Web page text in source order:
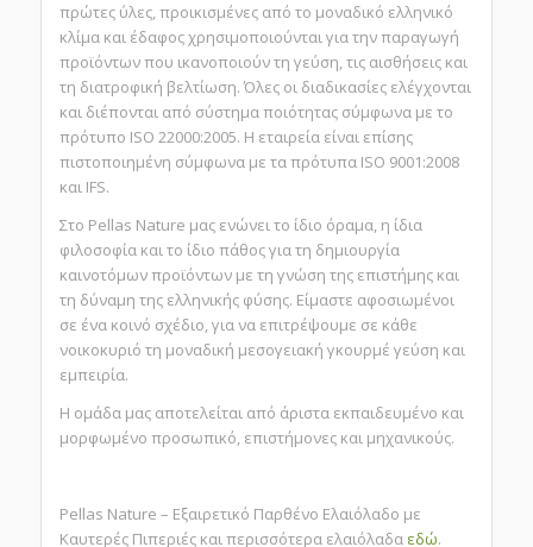
πρώτες ύλες, προικισμένες από το μοναδικό ελληνικό
κλίμα και έδαφος χρησιμοποιούνται για την παραγωγή
προϊόντων που ικανοποιούν τη γεύση, τις αισθήσεις και
τη διατροφική βελτίωση. Όλες οι διαδικασίες ελέγχονται
και διέπονται από σύστημα ποιότητας σύμφωνα με το
πρότυπο ISO 22000:2005. Η εταιρεία είναι επίσης
πιστοποιημένη σύμφωνα με τα πρότυπα ISO 9001:2008
και IFS.
Στο Pellas Nature μας ενώνει το ίδιο όραμα, η ίδια
φιλοσοφία και το ίδιο πάθος για τη δημιουργία
καινοτόμων προϊόντων με τη γνώση της επιστήμης και
τη δύναμη της ελληνικής φύσης. Είμαστε αφοσιωμένοι
σε ένα κοινό σχέδιο, για να επιτρέψουμε σε κάθε
νοικοκυριό τη μοναδική μεσογειακή γκουρμέ γεύση και
εμπειρία.
Η ομάδα μας αποτελείται από άριστα εκπαιδευμένο και
μορφωμένο προσωπικό, επιστήμονες και μηχανικούς.
Pellas Nature – Εξαιρετικό Παρθένο Ελαιόλαδο με
Καυτερές Πιπεριές και περισσότερα ελαιόλαδα εδώ.